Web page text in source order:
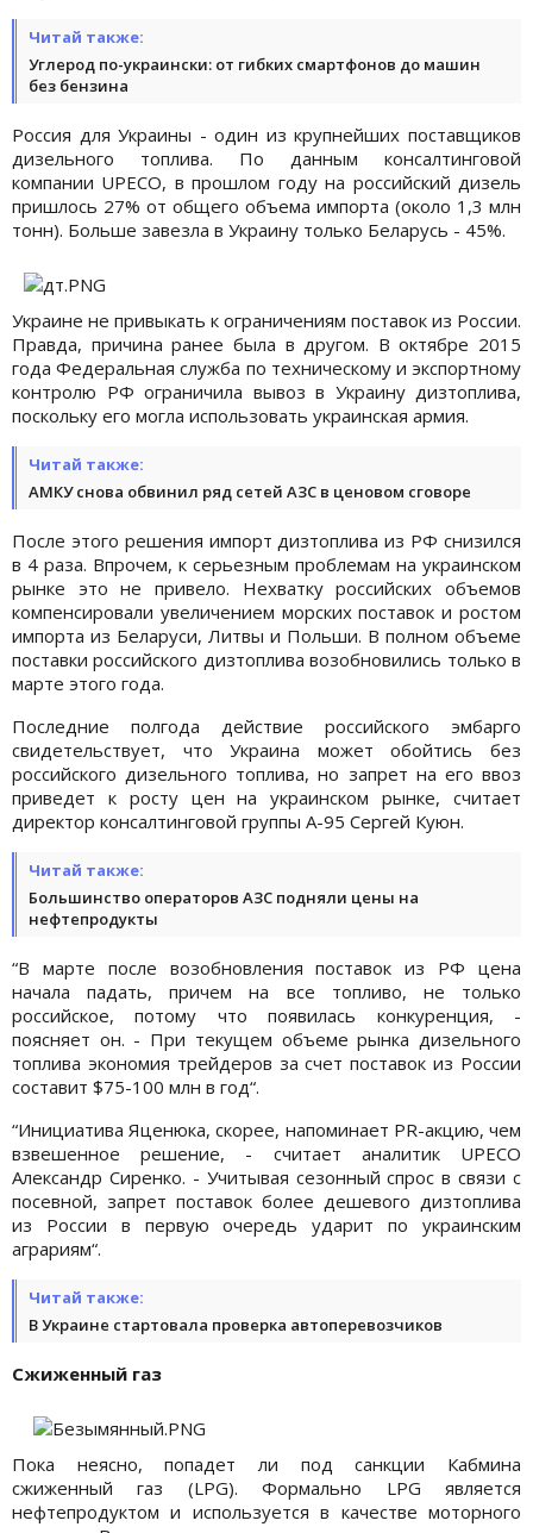
Читай также:
Углерод по-украински: от гибких смартфонов до машин
без бензина
Россия для Украины - один из крупнейших поставщиков
дизельного топлива. По данным консалтинговой
компании UPECO, в прошлом году на российский дизель
пришлось 27% от общего объема импорта (около 1,3 млн
тонн). Больше завезла в Украину только Беларусь - 45%.
Украине не привыкать к ограничениям поставок из России.
Правда, причина ранее была в другом. В октябре 2015
года Федеральная служба по техническому и экспортному
контролю РФ ограничила вывоз в Украину дизтоплива,
поскольку его могла использовать украинская армия.
Читай также:
АМКУ снова обвинил ряд сетей АЗС в ценовом сговоре
После этого решения импорт дизтоплива из РФ снизился
в 4 раза. Впрочем, к серьезным проблемам на украинском
рынке это не привело. Нехватку российских объемов
компенсировали увеличением морских поставок и ростом
импорта из Беларуси, Литвы и Польши. В полном объеме
поставки российского дизтоплива возобновились только в
марте этого года.
Последние полгода действие российского эмбарго
свидетельствует, что Украина может обойтись без
российского дизельного топлива, но запрет на его ввоз
приведет к росту цен на украинском рынке, считает
директор консалтинговой группы А-95 Сергей Куюн.
Читай также:
Большинство операторов АЗС подняли цены на
нефтепродукты
“В марте после возобновления поставок из РФ цена
начала падать, причем на все топливо, не только
российское, потому что появилась конкуренция, -
поясняет он. - При текущем объеме рынка дизельного
топлива экономия трейдеров за счет поставок из России
составит $75-100 млн в год“.
“Инициатива Яценюка, скорее, напоминает PR-акцию, чем
взвешенное решение, - считает аналитик UPECO
Александр Сиренко. - Учитывая сезонный спрос в связи с
посевной, запрет поставок более дешевого дизтоплива
из России в первую очередь ударит по украинским
аграриям“.
Читай также:
В Украине стартовала проверка автоперевозчиков
Сжиженный газ
Пока неясно, попадет ли под санкции Кабмина
сжиженный газ (LPG). Формально LPG является
нефтепродуктом и используется в качестве моторного